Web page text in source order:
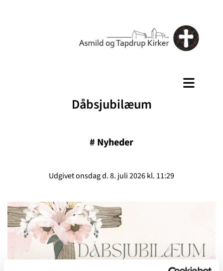
Dåbsjubilæum
# Nyheder
Udgivet onsdag d. 8. juli 2026 kl. 11:29